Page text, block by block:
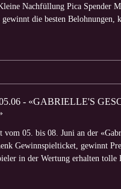
Nachfüllung Pica Spender
die besten Belohnungen,
- «GABRIELLE'S
05. bis 08. Juni an der
Gewinnspielticket, gewinnt
in der Wertung erhalten tolle